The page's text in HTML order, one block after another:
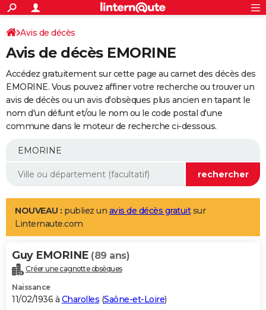
ACTUALITÉS
Politique
Société
Faits Divers
Education
Monde
Villes
+
SPORT
Coupe du monde 2026
Football
Tennis
Cyclisme
Rugby
Forum
Programme TV
TNT
Streaming
Cinéma
Sorties cinéma
Musique
+
FINANCE
Retraite
Epargne
Immobilier
Risques naturels par ville
Banque
Assurance
AUTO
Essais
Réserver un essai
Citadines
Berlines
SUV
Forum auto
+
Mobiles
Meilleur smartphone
Internet
Ordinateurs
Jeux vidéo
Guide high-tech
Aménagement intérieur
LIFESTYLE
Art de vivre
Bien-être
Loisirs
Mode
Modes de vie
Alimentation
Guide de la santé
Maladies
Médicaments
Sommeil
VOYAGE
Destinations
City break
Voyage nature
Voyage de noces
Forum
Climat
+PHOTO
GUIDES D'ACHAT
Avis de décès
Avis de décès EMORINE
Accédez gratuitement sur cette page au carnet des décès des
EMORINE. Vous pouvez affiner votre recherche ou trouver un
avis de décès ou un avis d'obsèques plus ancien en tapant le
nom d'un défunt et/ou le nom ou le code postal d'une
commune dans le moteur de recherche ci-dessous.
NOUVEAU : publiez un avis de décès gratuitsur
Linternaute.com
Guy EMORINE (89 ans)
Créer une cagnotte obsèques
Naissance
11/02/1936 à Charolles (Saône-et-Loire)